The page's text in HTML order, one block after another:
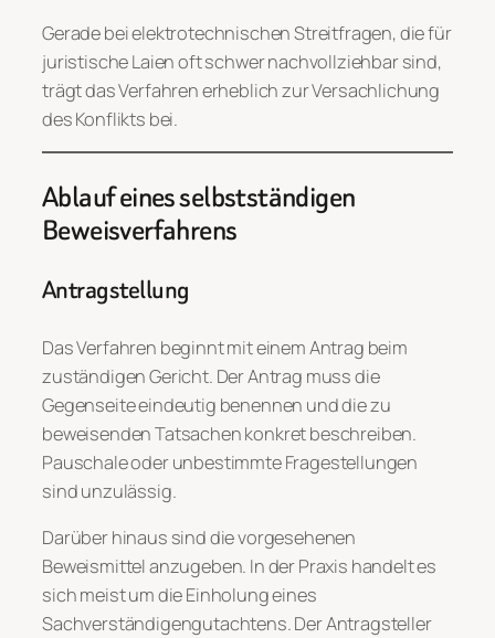
Gerade bei elektrotechnischen Streitfragen, die für
juristische Laien oft schwer nachvollziehbar sind,
trägt das Verfahren erheblich zur Versachlichung
des Konflikts bei.
Ablauf eines selbstständigen
Beweisverfahrens
Antragstellung
Das Verfahren beginnt mit einem Antrag beim
zuständigen Gericht. Der Antrag muss die
Gegenseite eindeutig benennen und die zu
beweisenden Tatsachen konkret beschreiben.
Pauschale oder unbestimmte Fragestellungen
sind unzulässig.
Darüber hinaus sind die vorgesehenen
Beweismittel anzugeben. In der Praxis handelt es
sich meist um die Einholung eines
Sachverständigengutachtens. Der Antragsteller